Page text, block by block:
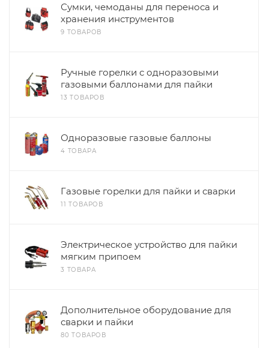
Сумки, чемоданы для переноса и
хранения инструментов
9 ТОВАРОВ
Ручные горелки с одноразовыми
газовыми баллонами для пайки
13 ТОВАРОВ
Одноразовые газовые баллоны
4 ТОВАРА
Газовые горелки для пайки и сварки
11 ТОВАРОВ
Электрическое устройство для пайки
мягким припоем
3 ТОВАРА
Дополнительное оборудование для
сварки и пайки
80 ТОВАРОВ